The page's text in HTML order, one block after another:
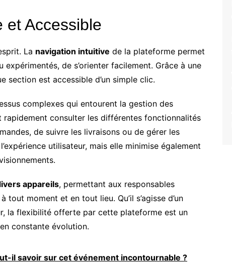
et Accessible
La navigation intuitive de la plateforme permet
de s’orienter facilement. Grâce à une
section est accessible d’un simple clic.
complexes qui entourent la gestion des
consulter les différentes fonctionnalités
de suivre les livraisons ou de gérer les
utilisateur, mais elle minimise également
appareils, permettant aux responsables
moment et en tout lieu. Qu’il s’agisse d’un
la flexibilité offerte par cette plateforme est un
constante évolution.
il savoir sur cet événement incontournable ?